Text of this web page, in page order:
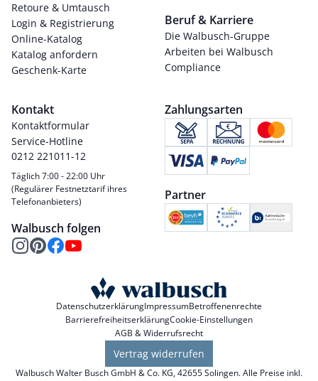
Retoure & Umtausch
Login & Registrierung
Online-Katalog
Katalog anfordern
Geschenk-Karte
Beruf & Karriere
Die Walbusch-Gruppe
Arbeiten bei Walbusch
Compliance
Kontakt
Kontaktformular
Service-Hotline
0212 221011-12
Täglich 7:00 - 22:00 Uhr
(Regulärer Festnetztarif ihres
Telefonanbieters)
Walbusch folgen
Zahlungsarten
Partner
DatenschutzerklärungImpressumBetroffenenrechte
BarrierefreiheitserklärungCookie-Einstellungen
AGB & Widerrufsrecht
Vertrag widerrufen
Walbusch Walter Busch GmbH & Co. KG, 42655 Solingen. Alle Preise inkl.